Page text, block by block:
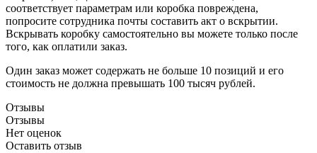
соответствует параметрам или коробка повреждена,
попросите сотрудника почты составить акт о вскрытии.
Вскрывать коробку самостоятельно вы можете только после
того, как оплатили заказ.
Один заказ может содержать не больше 10 позиций и его
стоимость не должна превышать 100 тысяч рублей.
Отзывы
Отзывы
Нет оценок
Оставить отзыв